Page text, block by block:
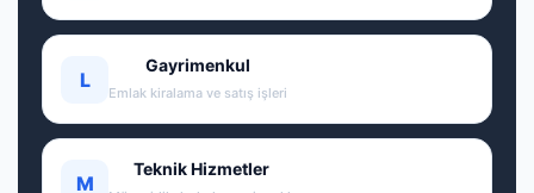
L
Gayrimenkul
Emlak kiralama ve satış işleri
M
Teknik Hizmetler